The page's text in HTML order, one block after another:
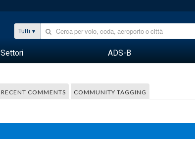
Tutti
Settori ADS-B
RECENT COMMENTS COMMUNITY TAGGING